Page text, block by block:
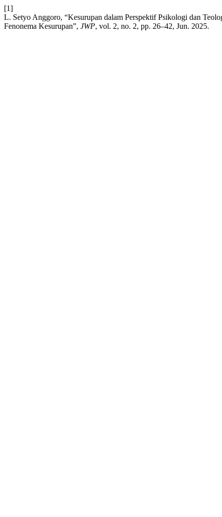
[1]
L. Setyo Anggoro, “Kesurupan dalam Perspektif Psikologi dan
Fenonema Kesurupan”, JWP, vol. 2, no. 2, pp. 26–42, Jun. 2025.